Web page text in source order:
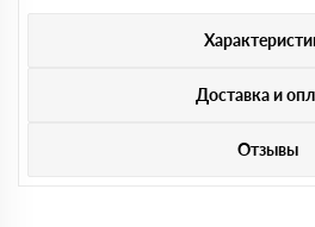
Доставка и
Отзывы